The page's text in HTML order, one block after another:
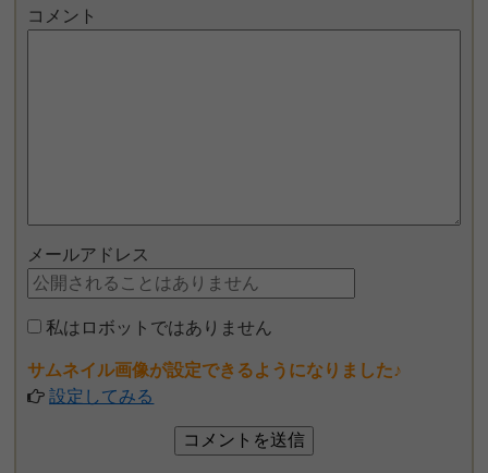
コメント
メールアドレス
私はロボットではありません
サムネイル画像が設定できるようになりました♪
設定してみる